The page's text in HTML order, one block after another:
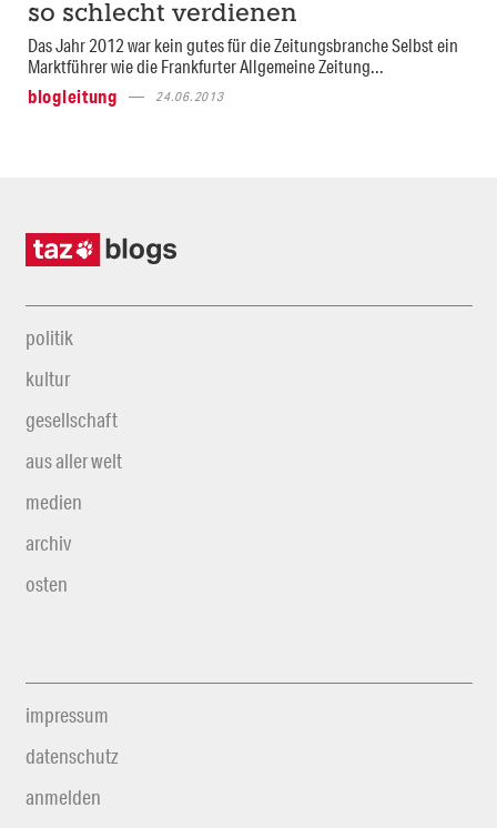
so schlecht verdienen
Das Jahr 2012 war kein gutes für die Zeitungsbranche Selbst ein
Marktführer wie die Frankfurter Allgemeine Zeitung...
blogleitung
24.06.2013
politik
kultur
gesellschaft
aus aller welt
medien
archiv
osten
impressum
datenschutz
anmelden